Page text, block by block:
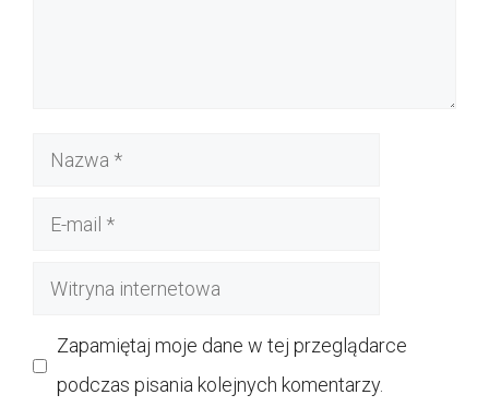
Nazwa
Witryna
Zapamiętaj moje dane w tej przeglądarce
podczas pisania kolejnych komentarzy.